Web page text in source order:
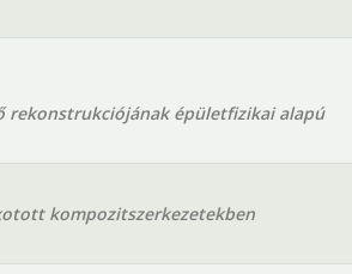
rekonstrukciójának épületfizikai alapú
kompozitszerkezetekben